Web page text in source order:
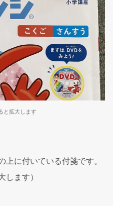
と拡大します
上に付いている付箋です。
します）